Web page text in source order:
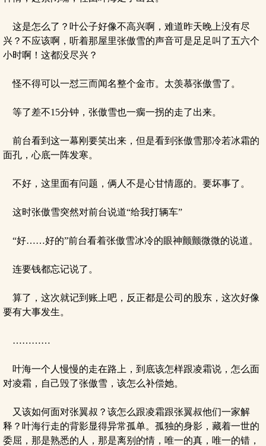
这是怎么了？叶公子好像不高兴啊，难道昨天晚上没有尽
兴？不应该啊，听着那屋里张傲雪的声音可是足足叫了五六个
小时啊！这都没尽兴？
怪不得可以一怼三而闻名整个金市。太羡慕张傲雪了。
等了差不15分钟，张傲雪也一瘸一拐的走了出来。
前台看到这一幕刚要笑出来，但是看到张傲雪那冷若冰霜的
面孔，心底一阵发寒。
不好，这里面有问题，俩人不是心甘情愿的。要坏事了。
这时张傲雪突然对前台说道“给我打辆车”
“好……好的”前台看着张傲雪冰冷的眼神颤颤微微的说道。
连要钱都忘记说了。
算了，这次就记到账上吧，反正都是公司的股东，这次好像
要有大事发生。
…………
叶海一个人慢慢的走在路上，到底该怎样跟凌霜说，怎么面
对凌霜，自己毁了张傲雪，该怎么补偿她。
又该如何面对张翼叔？该怎么跟凌霜跟张翼叔他们一家解
释？叶海行走的背影显得异常孤单。孤独的身影，藏着一世的
委屈，那是熟悉的人，那是离别的情，唯一的真，唯一的错，